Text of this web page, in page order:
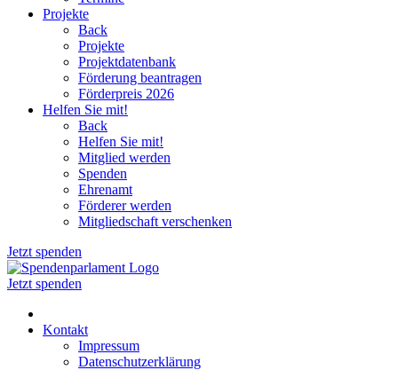
Projekte
Back
Projekte
Projektdatenbank
Förderung beantragen
Förderpreis 2026
Helfen Sie mit!
Back
Helfen Sie mit!
Mitglied werden
Spenden
Ehrenamt
Förderer werden
Mitgliedschaft verschenken
Jetzt spenden
Jetzt spenden
Kontakt
Impressum
Datenschutzerklärung